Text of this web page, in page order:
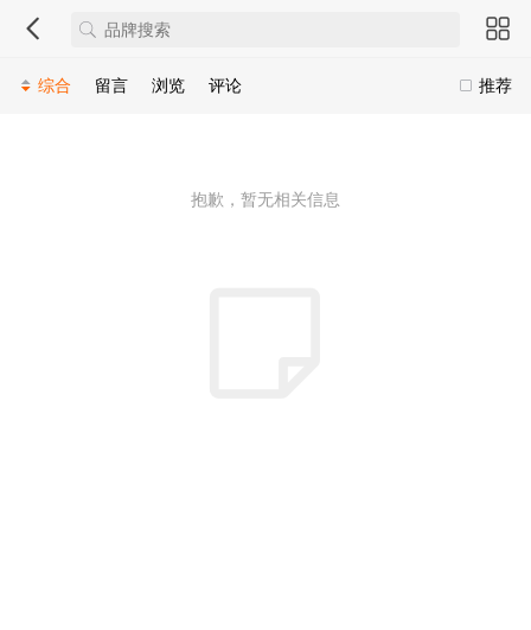
推荐
综合 留言 浏览 评论
抱歉，暂无相关信息